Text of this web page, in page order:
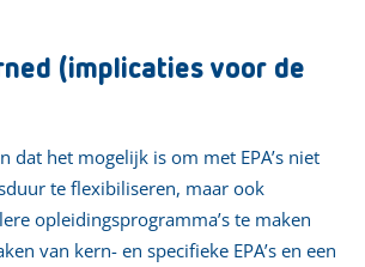
(implicaties voor de
dat het mogelijk is om met EPA’s niet
te flexibiliseren, maar ook
opleidingsprogramma’s te maken
van kern- en specifieke EPA’s en een